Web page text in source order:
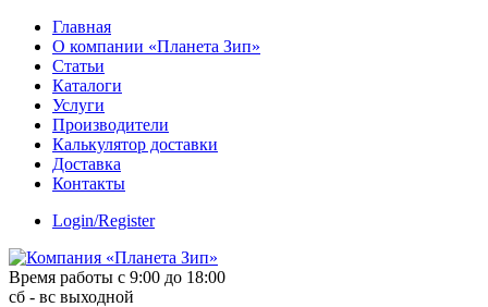
Skip
content
Главная
О компании «Планета Зип»
Статьи
Каталоги
Услуги
Производители
Калькулятор доставки
Доставка
Контакты
Login/Register
Время работы с 9:00 до 18:00
сб - вс выходной